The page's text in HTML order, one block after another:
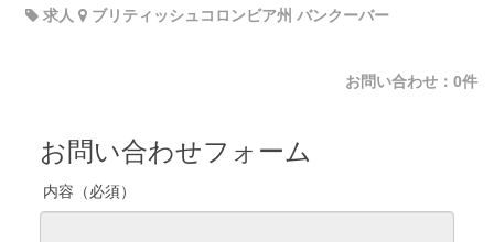
求人 ブリティッシュコロンビア州 バンクーバー
お問い合わせ：0件
お問い合わせフォーム
内容（必須）